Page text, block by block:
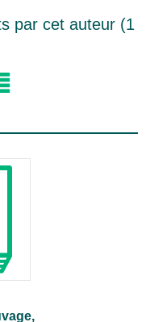
par cet auteur (1